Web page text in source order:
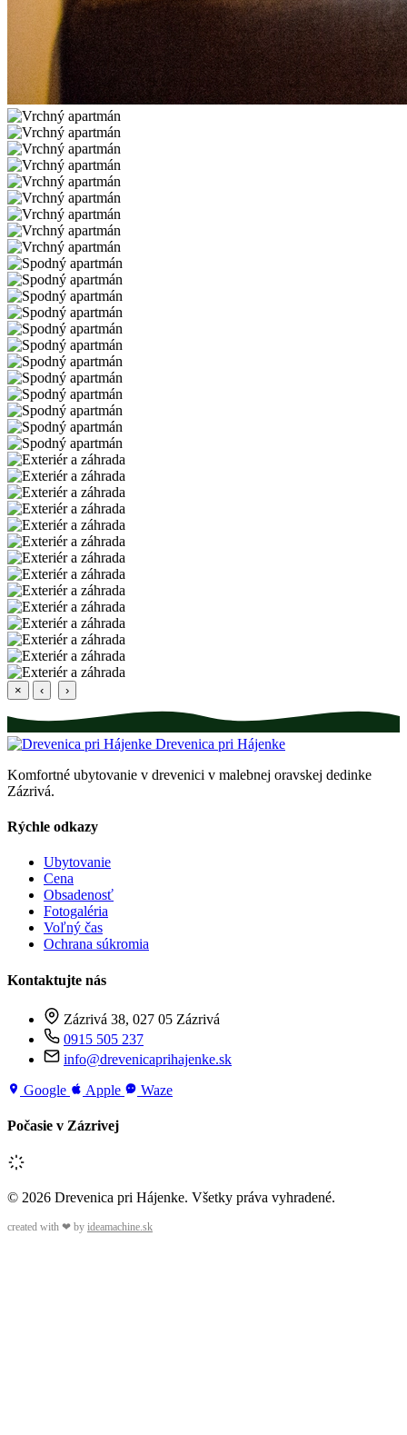
× ‹ ›
Drevenica pri Hájenke
Komfortné ubytovanie v drevenici v malebnej oravskej dedinke
Zázrivá.
Rýchle odkazy
Ubytovanie
Cena
Obsadenosť
Fotogaléria
Voľný čas
Ochrana súkromia
Kontaktujte nás
Zázrivá 38, 027 05 Zázrivá
0915 505 237
info@drevenicaprihajenke.sk
Google
Apple Waze
Počasie v Zázrivej
© 2026 Drevenica pri Hájenke. Všetky práva vyhradené.
created with ❤ by ideamachine.sk